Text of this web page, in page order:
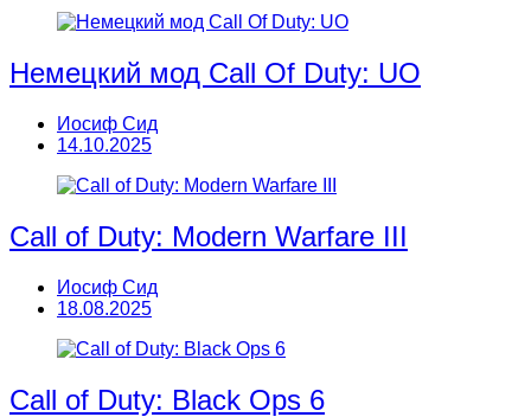
Немецкий мод Call Of Duty: UO
Иосиф Сид
14.10.2025
Call of Duty: Modern Warfare III
Иосиф Сид
18.08.2025
Call of Duty: Black Ops 6